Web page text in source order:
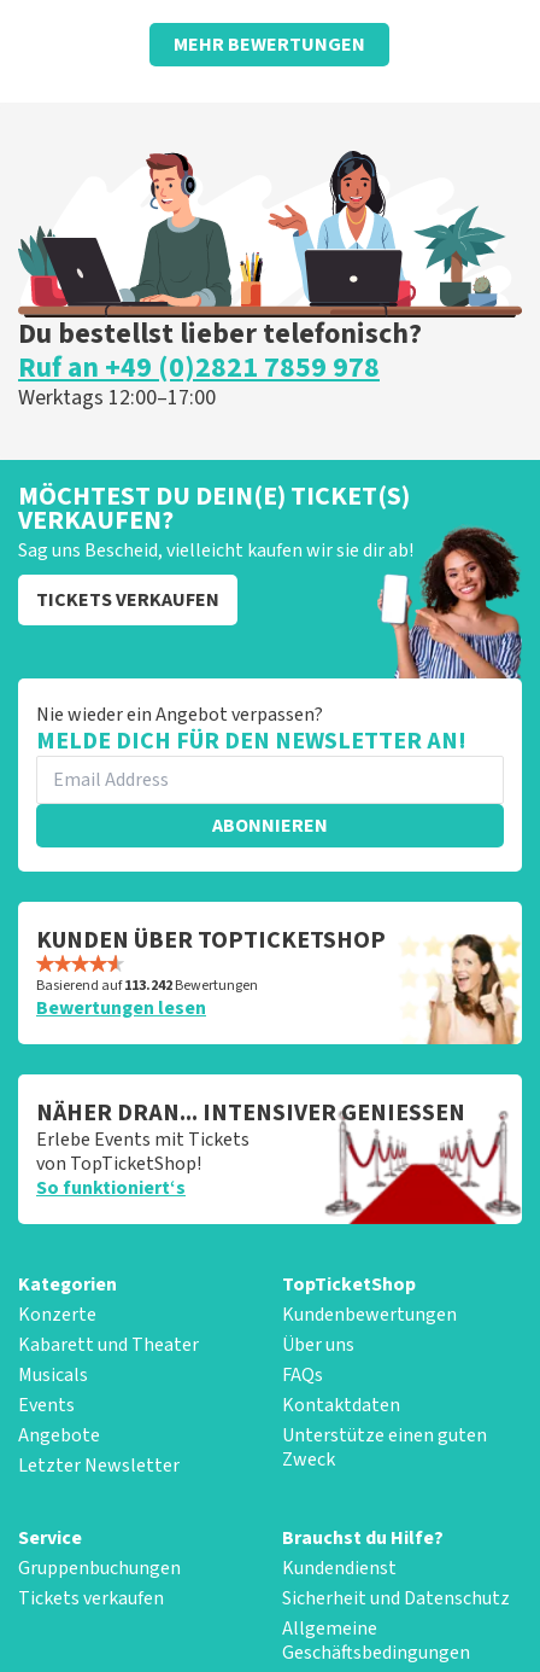
Bewertung von Anoniem überTopTicketShop
hervorragend
MEHR BEWERTUNGEN
Du bestellst lieber telefonisch?
Ruf an +49 (0)2821 7859 978
Werktags 12:00–17:00
MÖCHTEST DU DEIN(E) TICKET(S)
VERKAUFEN?
Sag uns Bescheid, vielleicht kaufen wir sie dir ab!
TICKETS VERKAUFEN
Nie wieder ein Angebot verpassen?
MELDE DICH FÜR DEN NEWSLETTER AN!
ABONNIEREN
KUNDEN ÜBER TOPTICKETSHOP
Basierend auf113.242Bewertungen
Bewertungen lesen
NÄHER DRAN... INTENSIVER GENIESSEN
Erlebe Events mit Tickets
von TopTicketShop!
So funktioniert‘s
Kategorien
Konzerte
Kabarett und Theater
Musicals
Events
Angebote
Letzter Newsletter
TopTicketShop
Kundenbewertungen
Über uns
FAQs
Kontaktdaten
Unterstütze einen guten
Zweck
Service
Gruppenbuchungen
Tickets verkaufen
Brauchst du Hilfe?
Kundendienst
Sicherheit und Datenschutz
Allgemeine
Geschäftsbedingungen